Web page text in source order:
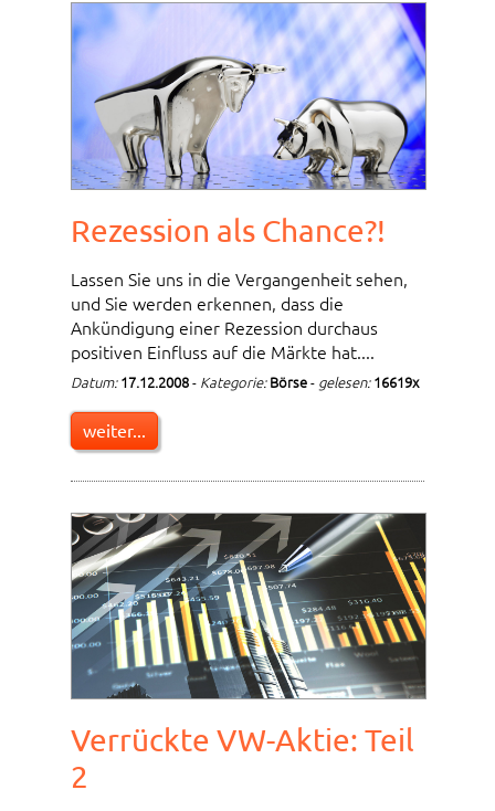
Rezession als Chance?!
Lassen Sie uns in die Vergangenheit sehen,
und Sie werden erkennen, dass die
Ankündigung einer Rezession durchaus
positiven Einfluss auf die Märkte hat....
Datum: 17.12.2008- Kategorie: Börse- gelesen: 16619x
weiter...
Verrückte VW-Aktie: Teil
2